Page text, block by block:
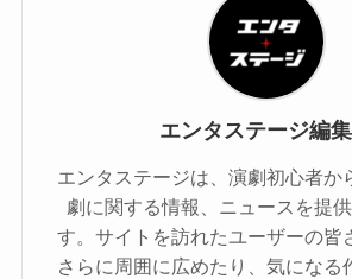
エンタステージ編
エンタステージは、演劇初心者か
劇に関する情報、ニュースを提
す。サイトを訪れたユーザーの皆
さらに周囲に広めたり、気になる